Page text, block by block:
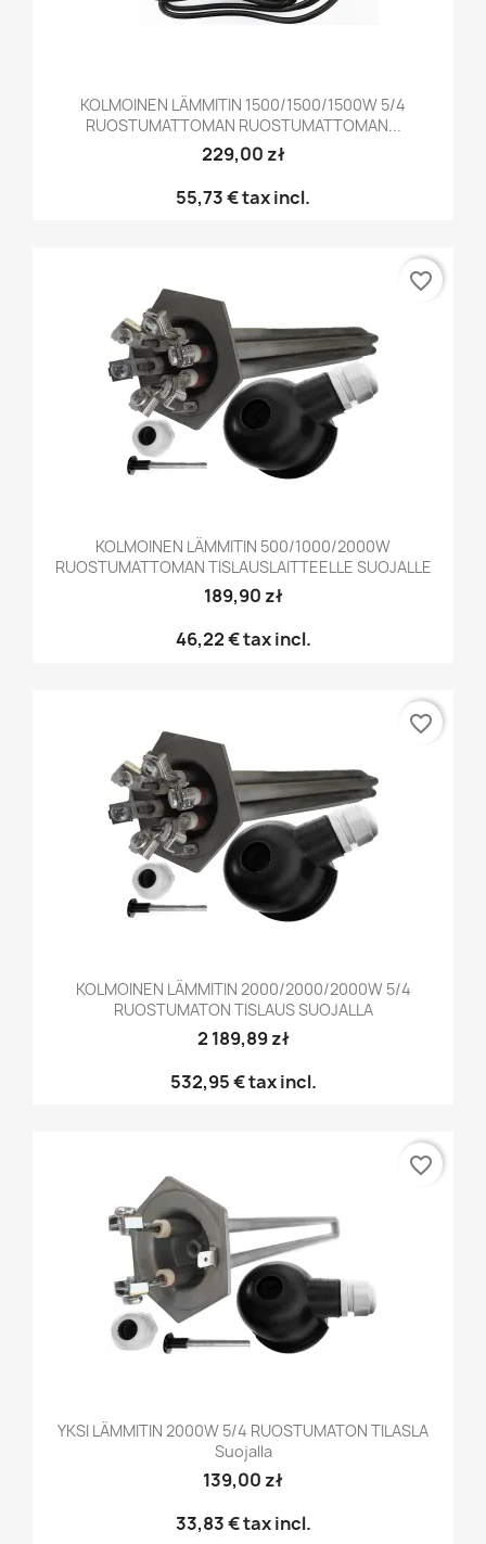
KOLMOINEN LÄMMITIN 1500/1500/1500W 5/4
RUOSTUMATTOMAN RUOSTUMATTOMAN...
229,00 zł
55,73 €tax incl.
KOLMOINEN LÄMMITIN 500/1000/2000W
RUOSTUMATTOMAN TISLAUSLAITTEELLE SUOJALLE
189,90 zł
46,22 €tax incl.
favorite_border
KOLMOINEN LÄMMITIN 2000/2000/2000W 5/4
RUOSTUMATON TISLAUS SUOJALLA
2 189,89 zł
532,95 €tax incl.
favorite_border
YKSI LÄMMITIN 2000W 5/4 RUOSTUMATON TILASLA
Suojalla
139,00 zł
33,83 €tax incl.
favorite_border